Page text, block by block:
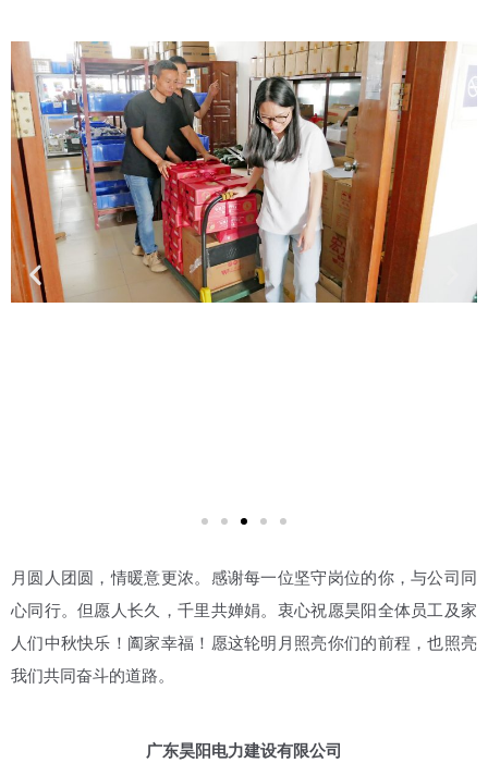
月圆人团圆，情暖意更浓。感谢每一位坚守岗位的你，与公司同
心同行。但愿人长久，千里共婵娟。衷心祝愿昊阳全体员工及家
人们中秋快乐！阖家幸福！愿这轮明月照亮你们的前程，也照亮
我们共同奋斗的道路。
广东昊阳电力建设有限公司